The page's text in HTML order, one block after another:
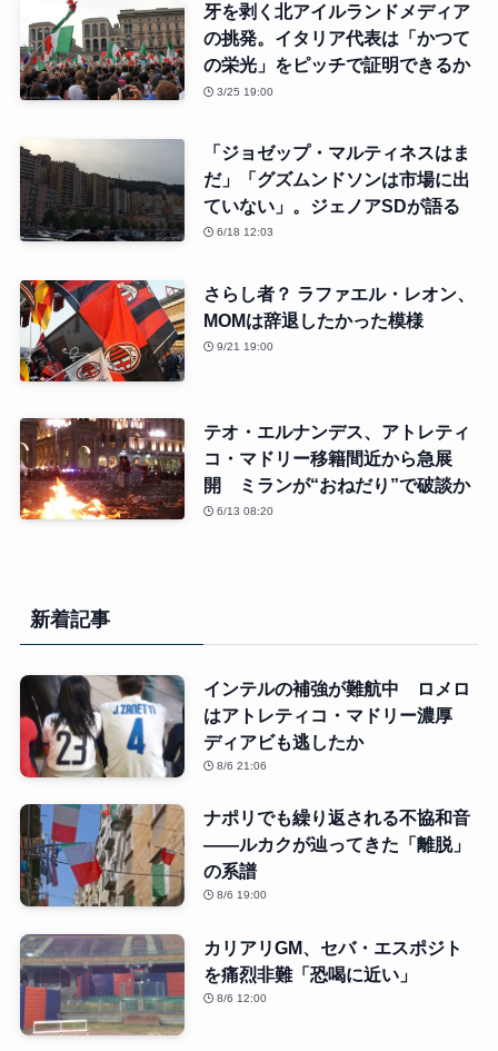
牙を剥く北アイルランドメディア
の挑発。イタリア代表は「かつて
の栄光」をピッチで証明できるか
3/25 19:00
「ジョゼップ・マルティネスはま
だ」「グズムンドソンは市場に出
ていない」。ジェノアSDが語る
6/18 12:03
さらし者？ ラファエル・レオン、
MOMは辞退したかった模様
9/21 19:00
テオ・エルナンデス、アトレティ
コ・マドリー移籍間近から急展
開 ミランが“おねだり”で破談か
6/13 08:20
新着記事
インテルの補強が難航中 ロメロ
はアトレティコ・マドリー濃厚
ディアビも逃したか
8/6 21:06
ナポリでも繰り返される不協和音
――ルカクが辿ってきた「離脱」
の系譜
8/6 19:00
カリアリGM、セバ・エスポジト
を痛烈非難「恐喝に近い」
8/6 12:00